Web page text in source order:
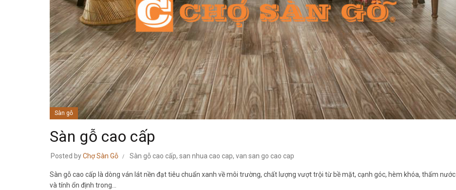
Sàn gỗ
Sàn gỗ cao cấp
Posted byChợ Sàn Gỗ Sàn gỗ cao cấp, san nhua cao cap, van san go cao cap
Sàn gỗ cao cấp là dòng ván lát nền đạt tiêu chuẩn xanh về môi trường, chất lượng vượt trội từ bề mặt, cạnh góc, hèm khóa, thấm nước
và tính ổn định trong...